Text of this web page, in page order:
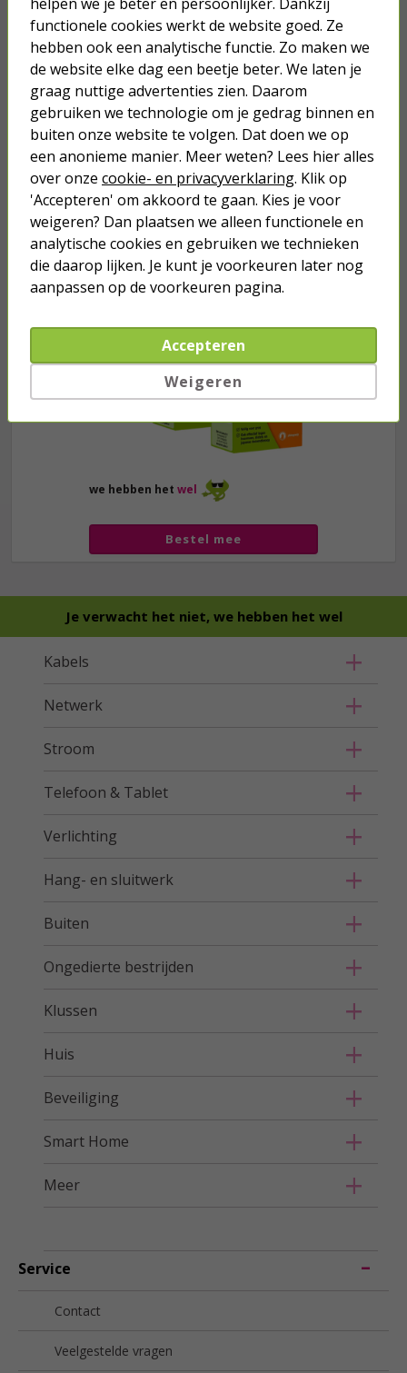
Je verwacht het niet
Turbo onkruidverdelger (Concentraat,
3x 100ml) | Ook voor je gazon!
43,50
40,
89
we hebben het wel
Bestel mee
Tijdschakelaar buiten | ProCable
(48 schakelmomenten, Analoog,
Randaarde)
9,50
Je verwacht het niet, we hebben het wel
Kabels
Netwerk
Stroom
Telefoon & Tablet
Verlichting
Hang- en sluitwerk
Buiten
Ongedierte bestrijden
Klussen
Huis
Beveiliging
Smart Home
Meer
Service
Contact
Veelgestelde vragen
functionele cookies werkt de website goed. Ze
hebben ook een analytische functie. Zo maken we
de website elke dag een beetje beter. We laten je
graag nuttige advertenties zien. Daarom
gebruiken we technologie om je gedrag binnen en
buiten onze website te volgen. Dat doen we op
een anonieme manier. Meer weten? Lees hier alles
over onze cookie- en privacyverklaring. Klik op
'Accepteren' om akkoord te gaan. Kies je voor
weigeren? Dan plaatsen we alleen functionele en
analytische cookies en gebruiken we technieken
die daarop lijken. Je kunt je voorkeuren later nog
aanpassen op de voorkeuren pagina.
Accepteren
Weigeren